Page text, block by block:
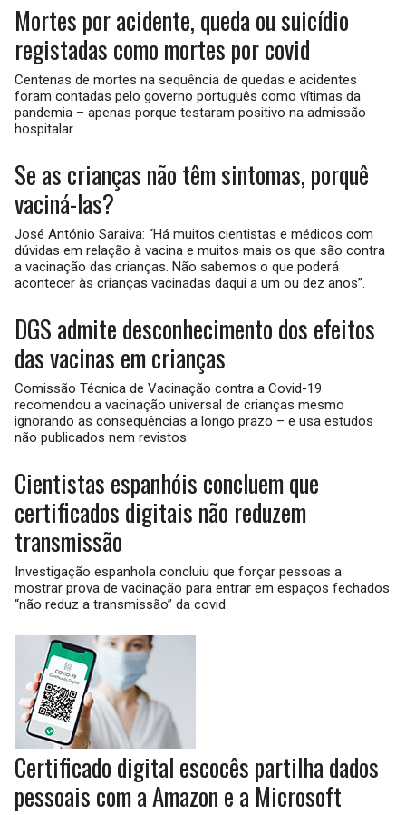
Mortes por acidente, queda ou suicídio
registadas como mortes por covid
Centenas de mortes na sequência de quedas e acidentes
foram contadas pelo governo português como vítimas da
pandemia – apenas porque testaram positivo na admissão
hospitalar.
Se as crianças não têm sintomas, porquê
vaciná-las?
José António Saraiva: “Há muitos cientistas e médicos com
dúvidas em relação à vacina e muitos mais os que são contra
a vacinação das crianças. Não sabemos o que poderá
acontecer às crianças vacinadas daqui a um ou dez anos”.
DGS admite desconhecimento dos efeitos
das vacinas em crianças
Comissão Técnica de Vacinação contra a Covid-19
recomendou a vacinação universal de crianças mesmo
ignorando as consequências a longo prazo – e usa estudos
não publicados nem revistos.
Cientistas espanhóis concluem que
certificados digitais não reduzem
transmissão
Investigação espanhola concluiu que forçar pessoas a
mostrar prova de vacinação para entrar em espaços fechados
“não reduz a transmissão” da covid.
Certificado digital escocês partilha dados
pessoais com a Amazon e a Microsoft